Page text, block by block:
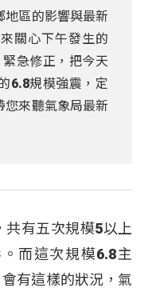
地區的影響與最新
關心下午發生的
急修正，把今天
6.8規模強震，定
您來聽氣象局最新
共有五次規模5以上
而這次規模6.8主
有這樣的狀況，氣